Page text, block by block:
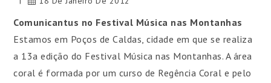
Comunicantus no Festival Música nas Montanhas
Estamos em Poços de Caldas, cidade em que se realiza
a 13a edição do Festival Música nas Montanhas. A área
coral é formada por um curso de Regência Coral e pelo